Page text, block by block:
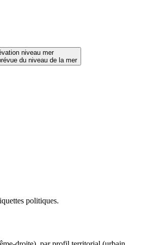
niveau mer
du niveau de la mer
politiques.